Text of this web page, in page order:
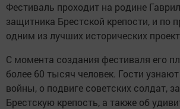
Фестиваль проходит на родине
защитника Брестской крепости, и по
одним из лучших исторических
С момента создания фестиваля его
более 60 тысяч человек. Гости
войны, о подвиге советских солдат,
Брестскую крепость, а также об